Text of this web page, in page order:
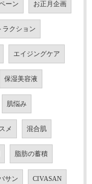
ーン お正月企画
ラクション
エイジングケア
保湿美容液
肌悩み
メ 混合肌
脂肪の蓄積
サン CIVASAN